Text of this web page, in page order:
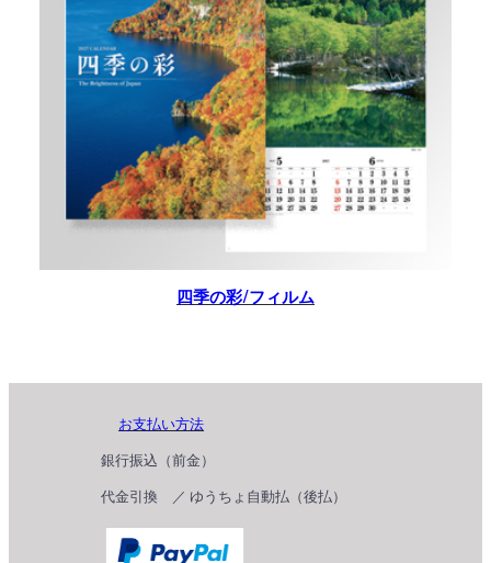
四季の彩/フィルム
お支払い方法
銀行振込（前金）
代金引換 ／ ゆうちょ自動払（後払）